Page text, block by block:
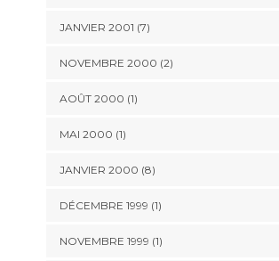
JANVIER 2001 (7)
NOVEMBRE 2000 (2)
AOÛT 2000 (1)
MAI 2000 (1)
JANVIER 2000 (8)
DÉCEMBRE 1999 (1)
NOVEMBRE 1999 (1)